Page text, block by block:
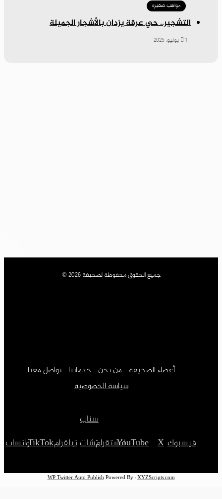
مواهب صغيرة
التشجير.. حي عرقة يزدان بالأشجار الجميلة
جميع الحقوق محفوظة لصحيفة 2026 ©
أعضاء الصحيفة من نحن خدماتنا
تواصل معنا
سياسة الخصوصية
فيسبوك ‫X
‫YouTubeانستقرام
سناب
تشات تيلقرام‫TikTokواتساب
WP Twitter Auto PublishPowered By :XYZScripts.com